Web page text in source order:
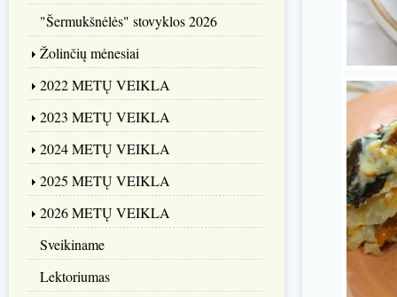
"Šermukšnėlės" stovyklos 2026
Žolinčių mėnesiai
2022 METŲ VEIKLA
2023 METŲ VEIKLA
2024 METŲ VEIKLA
2025 METŲ VEIKLA
2026 METŲ VEIKLA
Sveikiname
Lektoriumas